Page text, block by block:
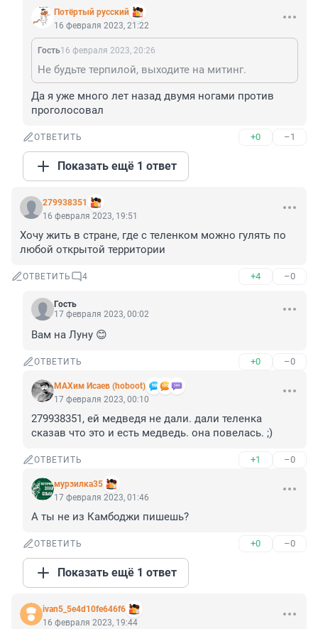
Потёртый русский
16 февраля 2023, 21:22
Гость16 февраля 2023, 20:26
Не будьте терпилой, выходите на митинг.
Да я уже много лет назад двумя ногами против
проголосовал
ОТВЕТИТЬ +0 –1
Показать ещё 1 ответ
279938351
16 февраля 2023, 19:51
Хочу жить в стране, где с теленком можно гулять по
любой открытой территории
ОТВЕТИТЬ 4 +4 –0
Гость
17 февраля 2023, 00:02
Вам на Луну 😊
ОТВЕТИТЬ +0 –0
МАХим Исаев (hoboot)
17 февраля 2023, 00:10
279938351, ей медведя не дали. дали теленка
сказав что это и есть медведь. она повелась. ;)
ОТВЕТИТЬ +1 –0
мурзилка35
17 февраля 2023, 01:46
А ты не из Камбоджи пишешь?
ОТВЕТИТЬ +0 –0
Показать ещё 1 ответ
ivan5_5e4d10fe646f6
16 февраля 2023, 19:44